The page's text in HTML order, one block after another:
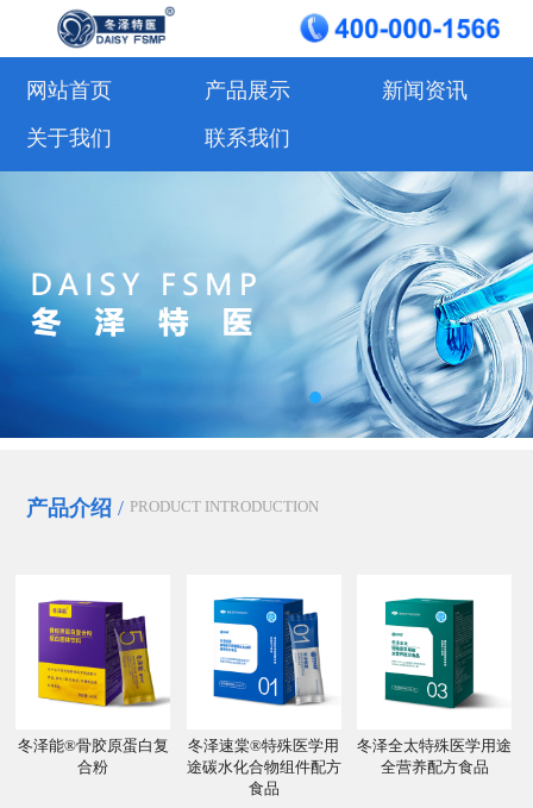
网站首页 产品展示
新闻资讯
关于我们
联系我们
产品介绍 / PRODUCT INTRODUCTION
冬泽能®骨胶原蛋白复
合粉
冬泽速棠®特殊医学用
途碳水化合物组件配方
食品
冬泽全太特殊医学用途
全营养配方食品